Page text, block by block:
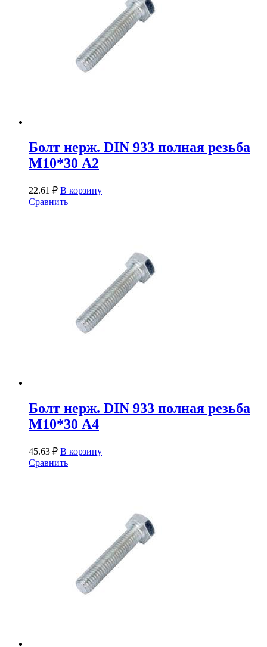
Болт нерж. DIN 933 полная резьба
М10*30 А2
22.61 ₽ В корзину
Сравнить
Болт нерж. DIN 933 полная резьба
М10*30 А4
45.63 ₽ В корзину
Сравнить